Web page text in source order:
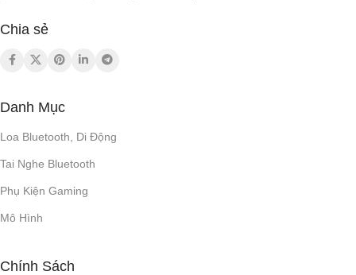
Chia sẻ
Danh Mục
Loa Bluetooth, Di Động
Tai Nghe Bluetooth
Phụ Kiện Gaming
Mô Hình
Chính Sách